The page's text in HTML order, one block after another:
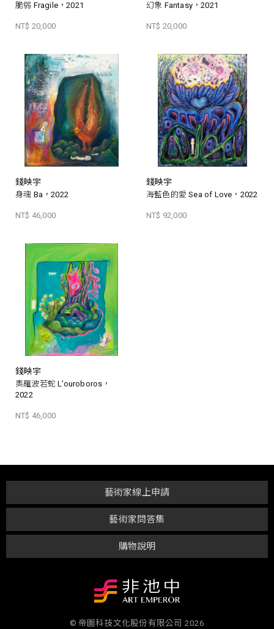
脆弱 Fragile，2021
NT$ 20,000
幻象 Fantasy，2021
NT$ 20,000
錢映宇
身魂 Ba，2022
NT$ 46,000
錢映宇
海藍色的愛 Sea of Love，2022
NT$ 92,000
錢映宇
奧羅波若蛇 L’ouroboros，
2022
NT$ 46,000
購物說明
藝術家問答集
藝術家線上申請
© 帝圖科技文化股份有限公司 2026